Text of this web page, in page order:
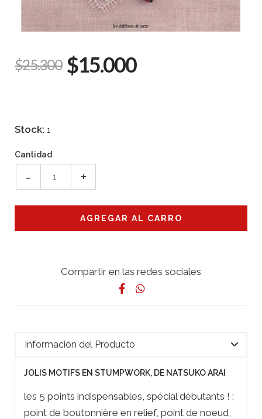
$25.300 $15.000
Stock: 1
Cantidad
- +
Compartir en las redes sociales
Información del Producto
JOLIS MOTIFS EN STUMPWORK, DE NATSUKO ARAI
les 5 points indispensables, spécial débutants ! :
point de boutonnière en relief, point de noeud,